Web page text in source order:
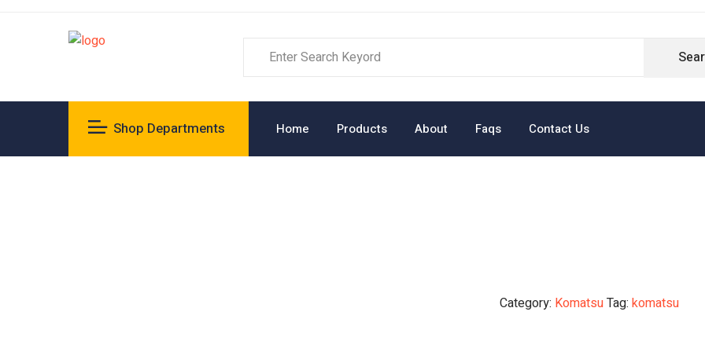
Shop Departments Home Products About Faqs Contact Us
Category: KomatsuTag: komatsu